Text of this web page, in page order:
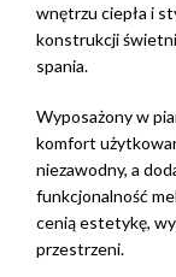
wnętrzu ciepła i
konstrukcji
spania.
Wyposażony w
komfort
niezawodny, a
funkcjonalność
cenią estetykę,
przestrzeni.